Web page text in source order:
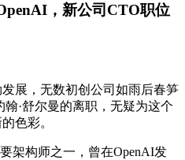
，新公司CTO职位
，无数初创公司如雨后春笋
·舒尔曼的离职，无疑为这个
色彩。
构师之一，曾在OpenAI发